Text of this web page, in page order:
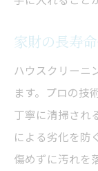
家財の長寿
ハウスクリーニ
ます。プロの技
丁寧に清掃され
による劣化を防
傷めずに汚れを